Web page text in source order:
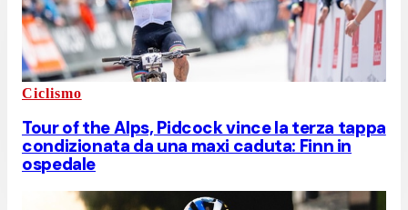
Ciclismo
Tour of the Alps, Pidcock vince la terza tappa
condizionata da una maxi caduta: Finn in
ospedale